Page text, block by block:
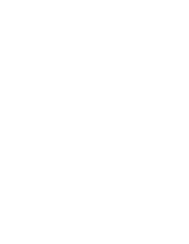
EN
25%),
(-3%)